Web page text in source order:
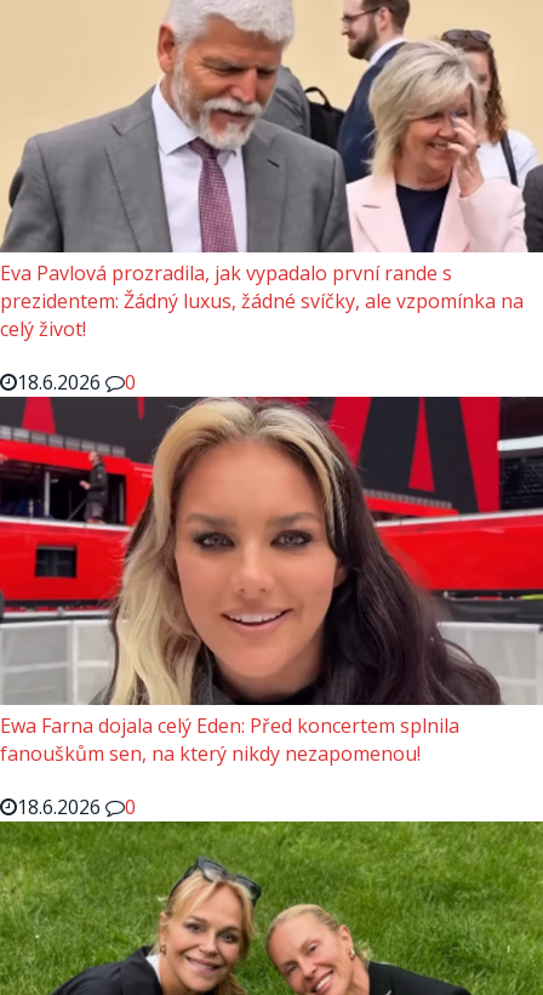
Eva Pavlová prozradila, jak vypadalo první rande s
prezidentem: Žádný luxus, žádné svíčky, ale vzpomínka na
celý život!
18.6.2026
0
Ewa Farna dojala celý Eden: Před koncertem splnila
fanouškům sen, na který nikdy nezapomenou!
18.6.2026
0